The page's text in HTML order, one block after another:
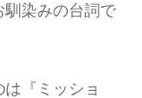
馴染みの台詞で
『ミッショ